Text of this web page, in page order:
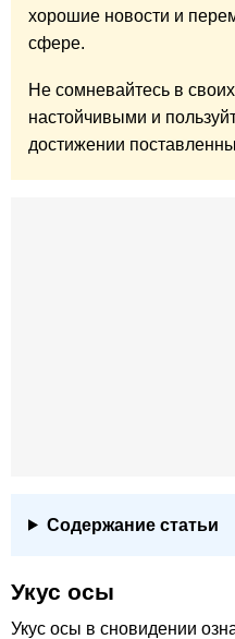
хорошие новости и
сфере.
Не сомневайтесь в
настойчивыми и
достижении
Содержание статьи
Укус осы
Укус осы в сновидении